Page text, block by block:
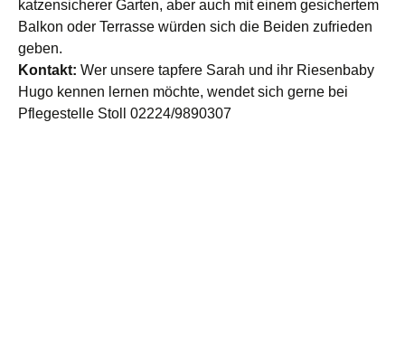
katzensicherer Garten, aber auch mit einem gesichertem
Balkon oder Terrasse würden sich die Beiden zufrieden
geben.
Kontakt: Wer unsere tapfere Sarah und ihr Riesenbaby
Hugo kennen lernen möchte, wendet sich gerne bei
Pflegestelle Stoll 02224/9890307